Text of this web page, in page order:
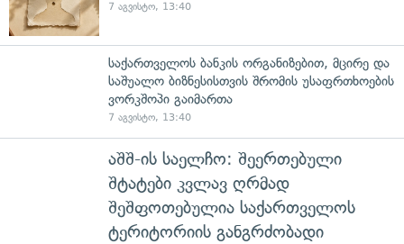
7 აგვისტო, 13:40
საქართველოს ბანკის ორგანიზებით, მცირე და
საშუალო ბიზნესისთვის შრომის უსაფრთხოების
ვორკშოპი გაიმართა
7 აგვისტო, 13:40
აშშ-ის საელჩო: შეერთებული
შტატები კვლავ ღრმად
შეშფოთებულია საქართველოს
ტერიტორიის განგრძობადი